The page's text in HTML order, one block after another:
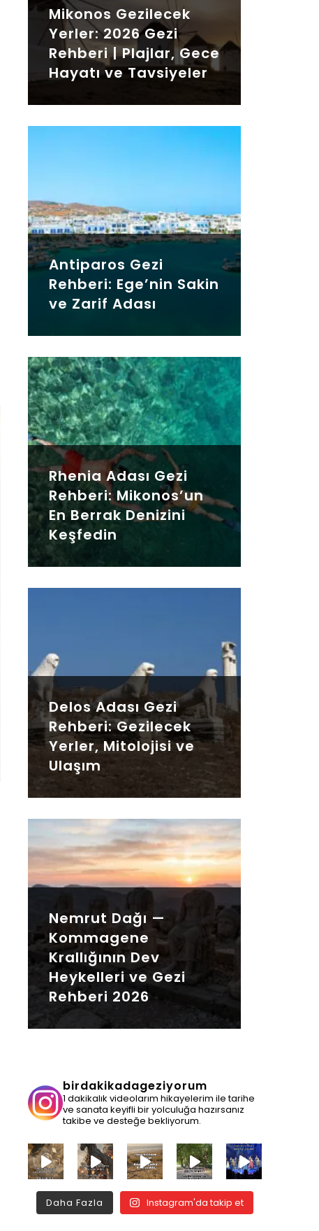
Mikonos Gezilecek
Yerler: 2026 Gezi
Rehberi | Plajlar, Gece
Hayatı ve Tavsiyeler
Antiparos Gezi
Rehberi: Ege’nin Sakin
ve Zarif Adası
Rhenia Adası Gezi
Rehberi: Mikonos’un
En Berrak Denizini
Keşfedin
Delos Adası Gezi
Rehberi: Gezilecek
Yerler, Mitolojisi ve
Ulaşım
Nemrut Dağı —
Kommagene
Krallığının Dev
Heykelleri ve Gezi
Rehberi 2026
birdakikadageziyorum
1 dakikalık videolarım hikayelerim ile tarihe
ve sanata keyifli bir yolculuğa hazırsanız
takibe ve desteğe bekliyorum.
Daha Fazla Instagram'da takip et